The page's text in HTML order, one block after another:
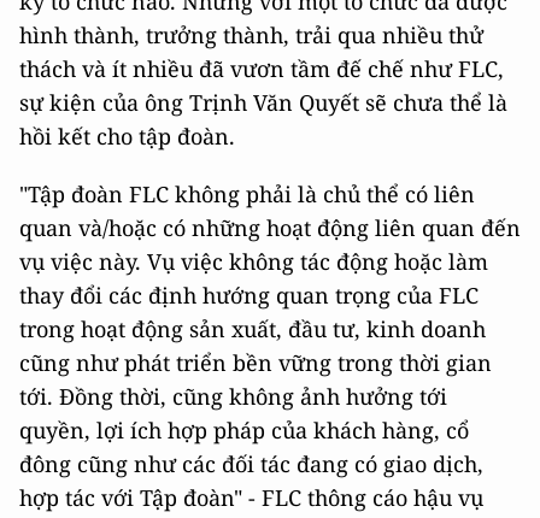
hình thành, trưởng thành, trải qua nhiều thử
thách và ít nhiều đã vươn tầm đế chế như FLC,
sự kiện của ông Trịnh Văn Quyết sẽ chưa thể là
hồi kết cho tập đoàn.
"Tập đoàn FLC không phải là chủ thể có liên
quan và/hoặc có những hoạt động liên quan đến
vụ việc này. Vụ việc không tác động hoặc làm
thay đổi các định hướng quan trọng của FLC
trong hoạt động sản xuất, đầu tư, kinh doanh
cũng như phát triển bền vững trong thời gian
tới. Đồng thời, cũng không ảnh hưởng tới
quyền, lợi ích hợp pháp của khách hàng, cổ
đông cũng như các đối tác đang có giao dịch,
hợp tác với Tập đoàn" - FLC thông cáo hậu vụ